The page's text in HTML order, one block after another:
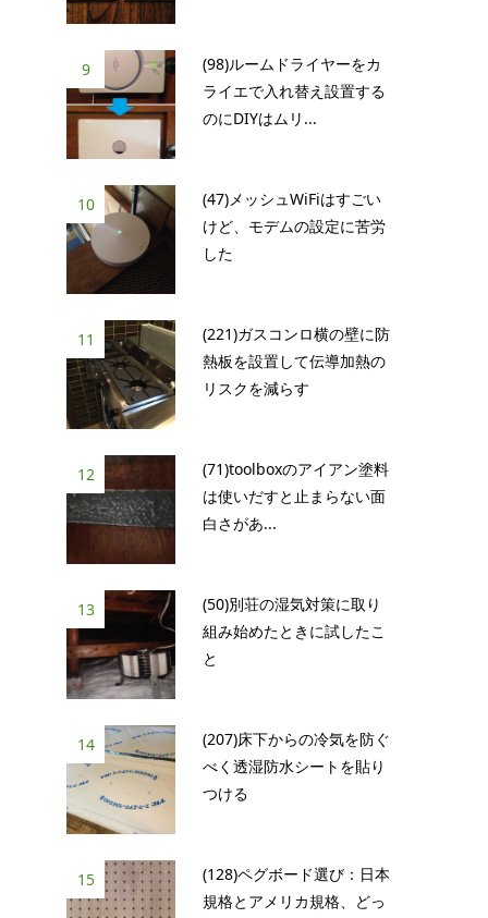
9
(98)ルームドライヤーをカ
ライエで入れ替え設置する
のにDIYはムリ...
10
(47)メッシュWiFiはすごい
けど、モデムの設定に苦労
した
11
(221)ガスコンロ横の壁に防
熱板を設置して伝導加熱の
リスクを減らす
12
(71)toolboxのアイアン塗料
は使いだすと止まらない面
白さがあ...
13
(50)別荘の湿気対策に取り
組み始めたときに試したこ
と
14
(207)床下からの冷気を防ぐ
べく透湿防水シートを貼り
つける
15
(128)ペグボード選び：日本
規格とアメリカ規格、どっ